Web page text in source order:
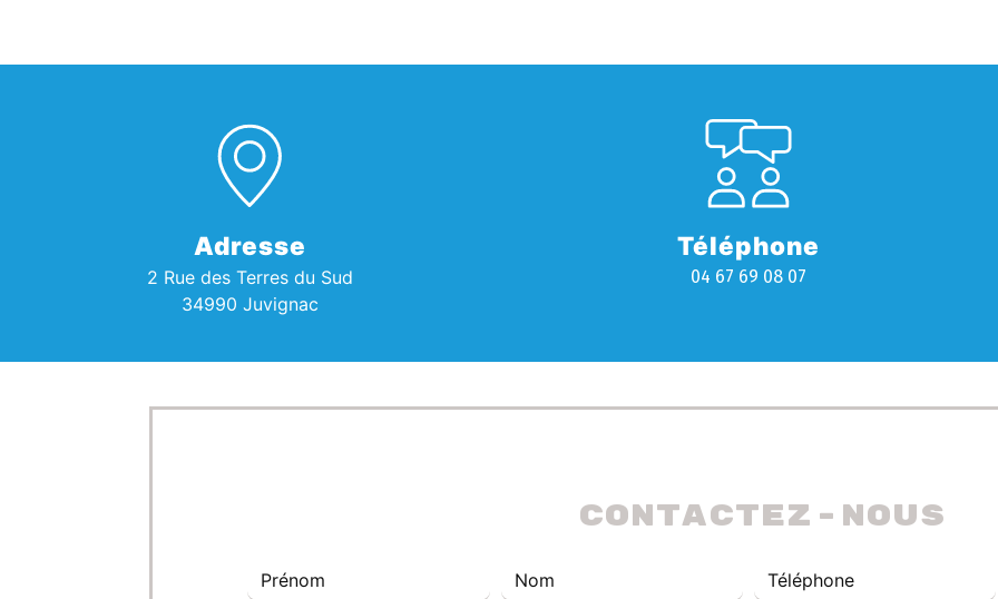
Adresse
2 Rue des Terres du Sud
34990 Juvignac
Téléphone
04 67 69 08 07
Contactez-nous